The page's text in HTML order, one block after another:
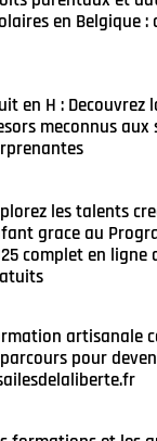
en Belgique
en H : Decouvrez
meconnus aux
les talents
grace au
complet en ligne
artisanale
pour